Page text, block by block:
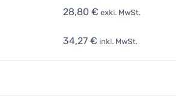
28,80 € exkl. MwSt.
34,27 € inkl. MwSt.